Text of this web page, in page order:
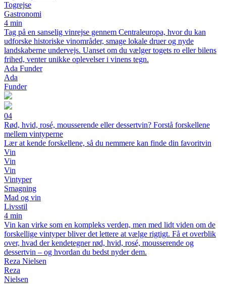
Togrejse
Gastronomi
4 min
Tag på en sanselig vinrejse gennem Centraleuropa, hvor du kan
udforske historiske vinområder, smage lokale druer og nyde
landskaberne undervejs. Uanset om du vælger togets ro eller bilens
frihed, venter unikke oplevelser i vinens tegn.
Ada Funder
Ada
Funder
04
Rød, hvid, rosé, mousserende eller dessertvin? Forstå forskellene
mellem vintyperne
Lær at kende forskellene, så du nemmere kan finde din favoritvin
Vin
Vin
Vin
Vintyper
Smagning
Mad og vin
Livsstil
4 min
Vin kan virke som en kompleks verden, men med lidt viden om de
forskellige vintyper bliver det lettere at vælge rigtigt. Få et overblik
over, hvad der kendetegner rød, hvid, rosé, mousserende og
dessertvin – og hvordan du bedst nyder dem.
Reza Nielsen
Reza
Nielsen